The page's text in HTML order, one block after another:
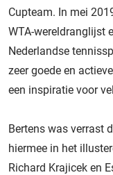
Cupteam. In mei
WTA-wereldranglijst
Nederlandse
zeer goede en
een inspiratie voor
Bertens was verrast
hiermee in het
Richard Krajicek en